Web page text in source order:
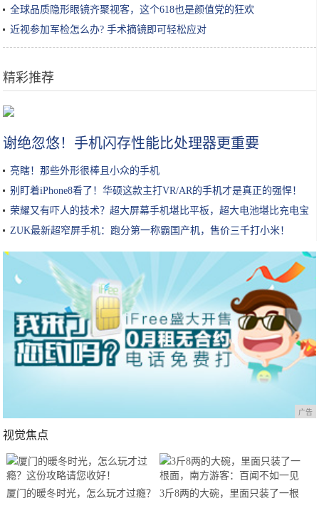
全球品质隐形眼镜齐聚视客，这个618也是颜值党的狂欢
近视参加军检怎么办? 手术摘镜即可轻松应对
精彩推荐
谢绝忽悠！手机闪存性能比处理器更重要
亮瞎！那些外形很棒且小众的手机
别盯着iPhone8看了！华硕这款主打VR/AR的手机才是真正的强悍！
荣耀又有吓人的技术？超大屏幕手机堪比平板，超大电池堪比充电宝
ZUK最新超窄屏手机：跑分第一称霸国产机，售价三千打小米！
广告
视觉焦点
厦门的暖冬时光，怎么玩才过瘾？
3斤8两的大碗，里面只装了一根